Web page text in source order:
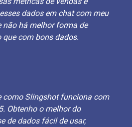
dados em chat com meu
não há melhor forma de
com bons dados.
como Slingshot funciona com
Obtenho o melhor do
de dados fácil de usar,